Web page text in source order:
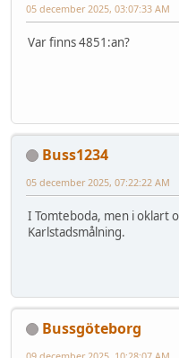
05 december 2025, 03:07:33 AM
Var finns 4851:an?
Buss1234
05 december 2025, 07:22:22 AM
I Tomteboda, men i oklart
Karlstadsmålning.
Bussgöteborg